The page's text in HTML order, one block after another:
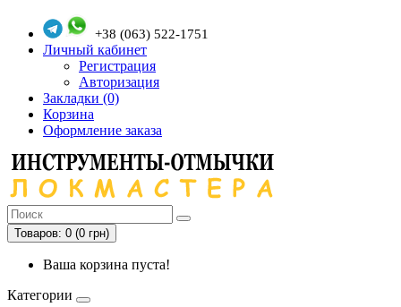
+38 (063) 522-1751
Личный кабинет
Регистрация
Авторизация
Закладки (0)
Корзина
Оформление заказа
Товаров: 0 (0 грн)
Ваша корзина пуста!
Категории